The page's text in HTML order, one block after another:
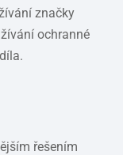
značky
ochranné
řešením